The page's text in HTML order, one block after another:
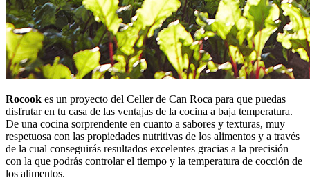
Rocook es un proyecto del Celler de Can Roca para que puedas
disfrutar en tu casa de las ventajas de la cocina a baja temperatura.
De una cocina sorprendente en cuanto a sabores y texturas, muy
respetuosa con las propiedades nutritivas de los alimentos y a través
de la cual conseguirás resultados excelentes gracias a la precisión
con la que podrás controlar el tiempo y la temperatura de cocción de
los alimentos.